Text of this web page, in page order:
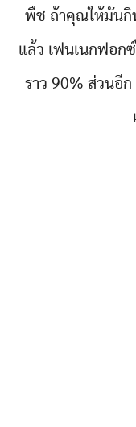
พืช ถ้าคุณให้มันกิ
แล้ว เฟนเนกฟอก
ราว 90% ส่วนอี